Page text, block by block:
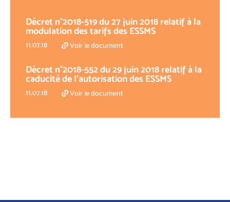
Décret n°2018-519 du 27 juin 2018 relatif à la
modulation des tarifs des ESSMS
11.07.18 Voir le document
Décret n°2018-552 du 29 juin 2018 relatif à la
caducité de l’autorisation des ESSMS
11.07.18 Voir le document